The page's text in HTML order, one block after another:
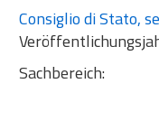
Consiglio di Stato,
Sachbereich: